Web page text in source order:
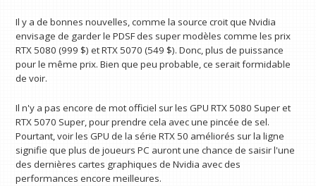
Il y a de bonnes nouvelles, comme la source croit que Nvidia
envisage de garder le PDSF des super modèles comme les prix
RTX 5080 (999 $) et RTX 5070 (549 $). Donc, plus de puissance
pour le même prix. Bien que peu probable, ce serait formidable
de voir.
Il n'y a pas encore de mot officiel sur les GPU RTX 5080 Super et
RTX 5070 Super, pour prendre cela avec une pincée de sel.
Pourtant, voir les GPU de la série RTX 50 améliorés sur la ligne
signifie que plus de joueurs PC auront une chance de saisir l'une
des dernières cartes graphiques de Nvidia avec des
performances encore meilleures.